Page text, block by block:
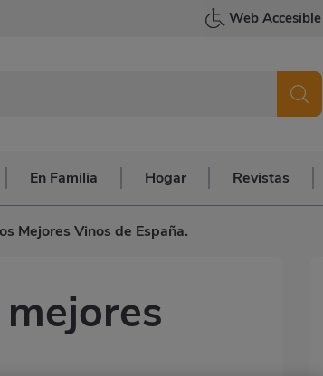
Web Accesible
En Familia Hogar Revistas
Mejores Vinos de España.